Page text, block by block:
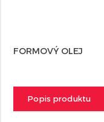
FORMOVÝ OLEJ
Popis produktu